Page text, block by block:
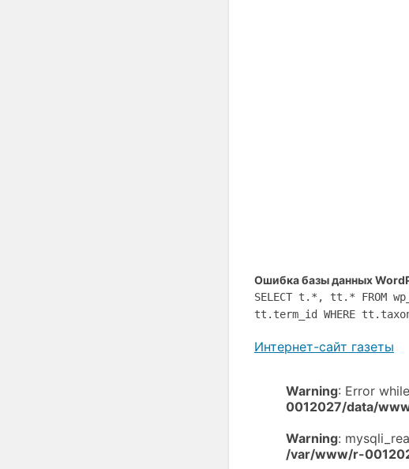
Ошибка базы данных
SELECT t.*, tt.* FROM
tt.term_id WHERE
Интернет-сайт газеты
Warning: Error
0012027/data/
Warning:
/var/www/r-